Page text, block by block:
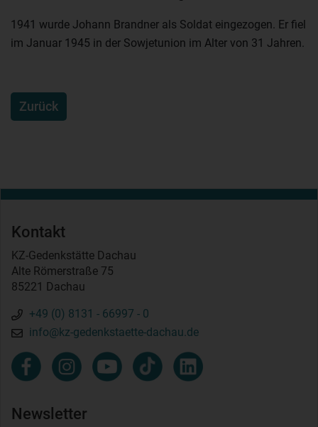
1941 wurde Johann Brandner als Soldat eingezogen. Er fiel
im Januar 1945 in der Sowjetunion im Alter von 31 Jahren.
Zurück
Kontakt
KZ-Gedenkstätte Dachau
Alte Römerstraße 75
85221 Dachau
+49 (0) 8131 - 66997 - 0
info@kz-gedenkstaette-dachau.de
Newsletter